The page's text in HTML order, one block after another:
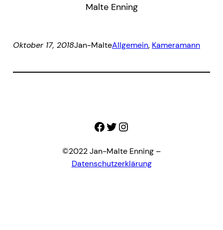
Malte Enning
Oktober 17, 2018Jan-MalteAllgemein, Kameramann
Facebook
Twitter
Instagram
©2022 Jan-Malte Enning –
Datenschutzerklärung